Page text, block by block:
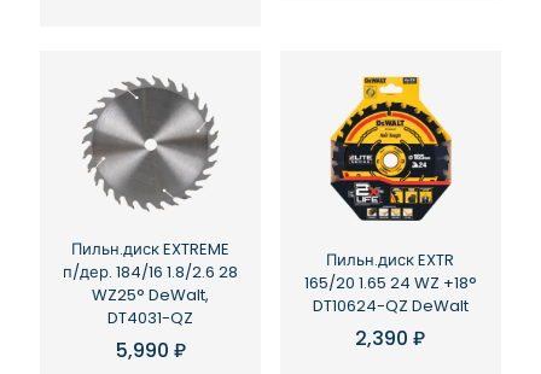
Пильн.диск EXTREME
п/дер. 184/16 1.8/2.6 28
WZ25° DeWalt,
DT4031-QZ
5,990 ₽
Пильн.диск EXTR
165/20 1.65 24 WZ +18°
DT10624-QZ DeWalt
2,390₽